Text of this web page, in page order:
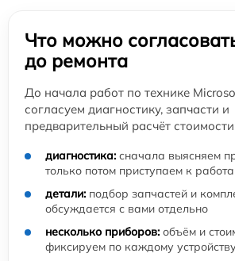
Что можно
до ремонта
До начала работ по технике
согласуем диагностику, запчасти и
предварительный расчёт
диагностика: сначала выясняем
только потом приступаем к
детали: подбор запчастей и
обсуждается с вами отдельно
несколько приборов: объём и
фиксируем по каждому устройству